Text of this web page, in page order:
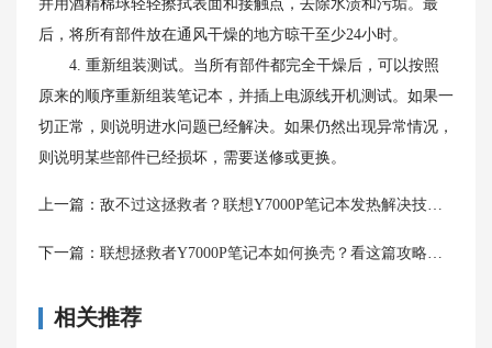
并用酒精棉球轻轻擦拭表面和接触点，去除水渍和污垢。最
后，将所有部件放在通风干燥的地方晾干至少24小时。
4. 重新组装测试。当所有部件都完全干燥后，可以按照
原来的顺序重新组装笔记本，并插上电源线开机测试。如果一
切正常，则说明进水问题已经解决。如果仍然出现异常情况，
则说明某些部件已经损坏，需要送修或更换。
上一篇： 敌不过这拯救者？联想Y7000P笔记本发热解决技巧大盘点！
下一篇： 联想拯救者Y7000P笔记本如何换壳？看这篇攻略就够了！
相关推荐